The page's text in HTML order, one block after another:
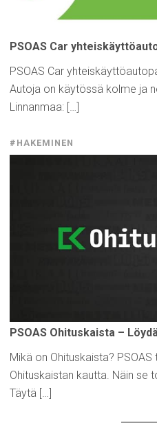
PSOAS Car
PSOAS Car
Autoja on käytössä kolme ja
Linnanmaa: […]
#HAKEMINEN
PSOAS Ohituskaista –
Mikä on Ohituskaista?
Ohituskaistan kautta. Näin se
Täytä […]